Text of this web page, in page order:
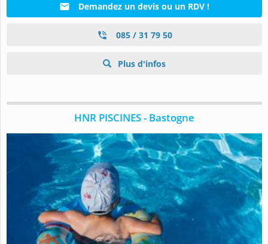
Demandez un devis ou un RDV !
085 / 31 79 50
Plus d'infos
HNR PISCINES - Bastogne